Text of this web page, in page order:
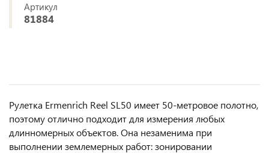
Артикул
81884
Рулетка Ermenrich Reel SL50 имеет 50-метровое полотно,
поэтому отлично подходит для измерения любых
длинномерных объектов. Она незаменима при
выполнении землемерных работ: зонировании